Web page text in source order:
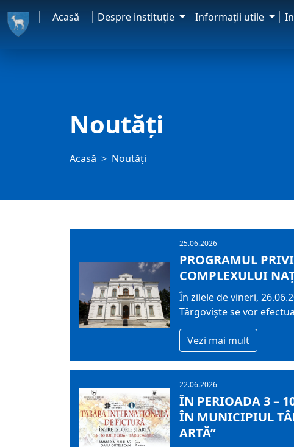
Acasă Despre instituţie Informaţii utile
Noutăți
Acasă Noutăți
25.06.2026
PROGRAMUL
COMPLEXULUI
În zilele de vineri,
Târgoviște se vor
Vezi mai mult
22.06.2026
ÎN PERIOADA 3 –
ÎN MUNICIPIUL
ARTĂ”